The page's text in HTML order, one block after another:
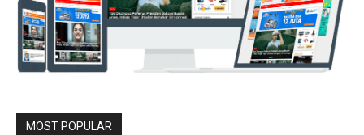
MOST POPULAR